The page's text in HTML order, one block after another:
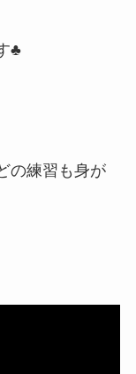
♣️
の練習も身が